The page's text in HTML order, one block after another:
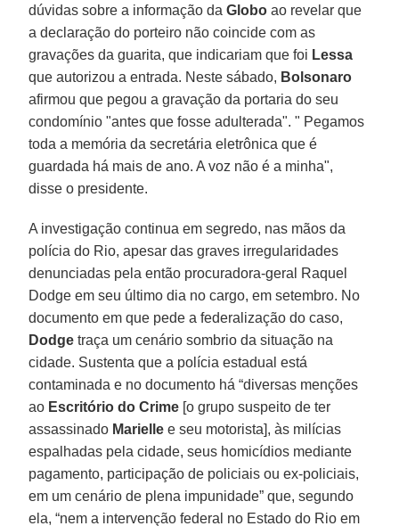
dúvidas sobre a informação daGlobo ao revelar que
a declaração do porteiro não coincide com as
gravações da guarita, que indicariam que foi Lessa
que autorizou a entrada. Neste sábado, Bolsonaro
afirmou que pegou a gravação da portaria do seu
condomínio "antes que fosse adulterada". " Pegamos
toda a memória da secretária eletrônica que é
guardada há mais de ano. A voz não é a minha",
disse o presidente.
A investigação continua em segredo, nas mãos da
polícia do Rio, apesar das graves irregularidades
denunciadas pela então procuradora-geral Raquel
Dodge em seu último dia no cargo, em setembro. No
documento em que pede a federalização do caso,
Dodge traça um cenário sombrio da situação na
cidade. Sustenta que a polícia estadual está
contaminada e no documento há “diversas menções
ao Escritório do Crime [o grupo suspeito de ter
assassinado Marielle e seu motorista], às milícias
espalhadas pela cidade, seus homicídios mediante
pagamento, participação de policiais ou ex-policiais,
em um cenário de plena impunidade” que, segundo
ela, “nem a intervenção federal no Estado do Rio em